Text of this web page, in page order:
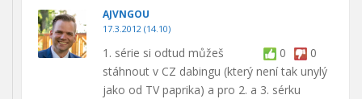
AJVNGOU
17.3.2012 (14.10)
0 0
1. série si odtud můžeš
stáhnout v CZ dabingu (který není tak unylý
jako od TV paprika) a pro 2. a 3. sérku